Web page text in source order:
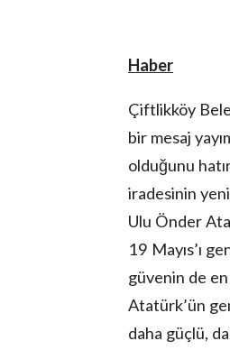
Haber
Çiftlikköy
bir mesaj
olduğunu
iradesinin
Ulu Önder
19 Mayıs’ı
güvenin de
Atatürk’ün
daha güçlü,